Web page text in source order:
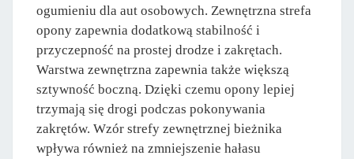
ogumieniu dla aut osobowych. Zewnętrzna strefa
opony zapewnia dodatkową stabilność i
przyczepność na prostej drodze i zakrętach.
Warstwa zewnętrzna zapewnia także większą
sztywność boczną. Dzięki czemu opony lepiej
trzymają się drogi podczas pokonywania
zakrętów. Wzór strefy zewnętrznej bieżnika
wpływa również na zmniejszenie hałasu